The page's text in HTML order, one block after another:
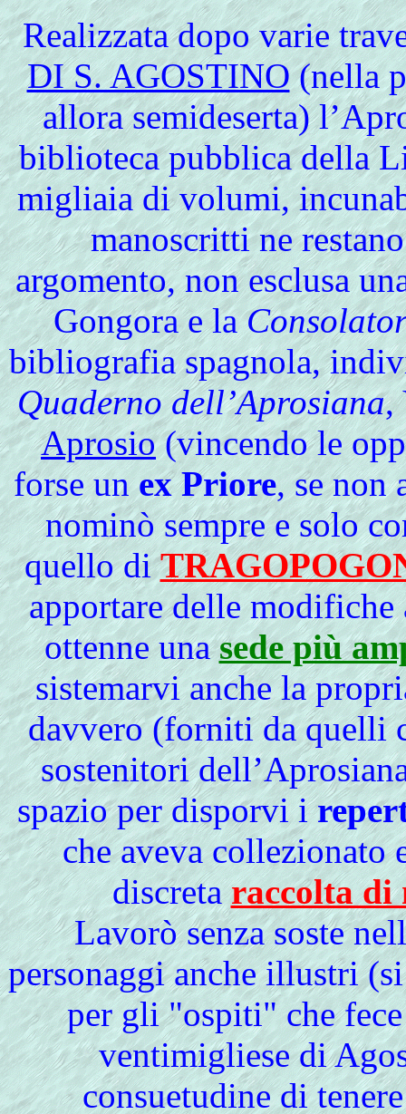
Realizzatadopo varie
DI S. AGOSTINO(nella
allora semideserta)
biblioteca pubblica della
migliaia di volumi,
manoscritti ne
argomento, non esclusa
Gongora e la
bibliografia spagnola,
Quaderno dell’Aprosiana,
Aprosio(vincendo le
forse unex Priore, se
nominò sempre e solo
quello di
apportare delle
ottenne unasede più
sistemarvi anche la
davvero (forniti da quelli
sostenitori
spazio per disporvi i
che aveva collezionato
discretaraccolta di
Lavorò senza soste
personaggi anche illustri
per gli "ospiti" che
ventimigliese di
consuetudine di